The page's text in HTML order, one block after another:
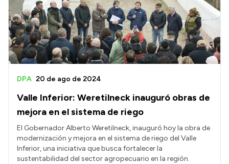
Transparencia
Inversión en Salud
Licitaciones
Valle Inferior: Weretilneck inauguró obras de
mejora en el sistema de riego
DPA 20 de ago de 2024
El Gobernador Alberto Weretilneck, inauguró hoy la obra de
modernización y mejora en el sistema de riego del Valle
Inferior, una iniciativa que busca fortalecer la
sustentabilidad del sector agropecuario en la región.